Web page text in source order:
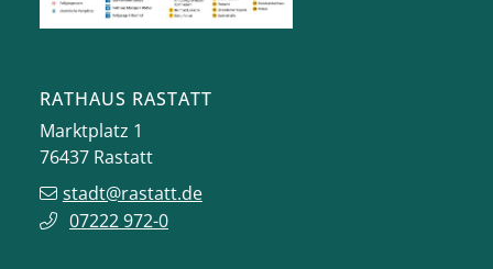
RATHAUS RASTATT
Marktplatz 1
76437 Rastatt
stadt@rastatt.de
07222 972-0